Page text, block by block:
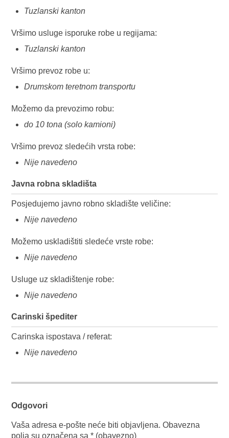
Tuzlanski kanton
Vršimo usluge isporuke robe u regijama:
Tuzlanski kanton
Vršimo prevoz robe u:
Drumskom teretnom transportu
Možemo da prevozimo robu:
do 10 tona (solo kamioni)
Vršimo prevoz sledećih vrsta robe:
Nije navedeno
Javna robna skladišta
Posjedujemo javno robno skladište veličine:
Nije navedeno
Možemo uskladištiti sledeće vrste robe:
Nije navedeno
Usluge uz skladištenje robe:
Nije navedeno
Carinski špediter
Carinska ispostava / referat:
Nije navedeno
Odgovori
Vaša adresa e-pošte neće biti objavljena. Obavezna
polja su označena sa* (obavezno)